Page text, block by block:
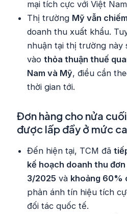
mại tích cực với Việt
Thị trường Mỹ vẫn
doanh thu xuất khẩu.
nhuận tại thị trường này
vàothỏa thuận thuế
Nam và Mỹ, điều cần
thời gian tới.
Đơn hàng cho nửa
được lấp đầy ở mức
Đến hiện tại, TCM đã
kế hoạch doanh thu
3/2025 và khoảng 60%
phản ánh tín hiệu tích
đối tác quốc tế.